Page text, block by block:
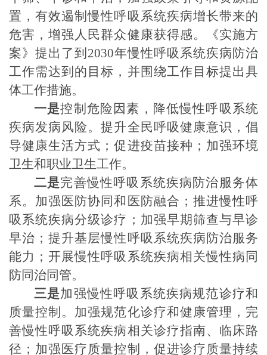
置，有效遏制慢性呼吸系统疾病增长带来的
危害，增强人民群众健康获得感。
《实施方
案》提出了到 2030年慢性呼吸系统疾病防治
工作需达到的目标，并围绕工作目标提出具
体工作措施。
一是控制危险因素，降低慢性呼吸系统
疾病发病风险。提升全民呼吸健康意识，倡
导健康生活方式；促进疫苗接种；加强环境
卫生和职业卫生工作。
二是完善慢性呼吸系统疾病防治服务体
系。加强医防协同和医防融合；推进慢性呼
吸系统疾病分级诊疗；加强早期筛查与早诊
早治；提升基层慢性呼吸系统疾病防治服务
能力；开展慢性呼吸系统疾病相关慢性病同
防同治同管。
三是加强慢性呼吸系统疾病规范诊疗和
质量控制。加强规范化诊疗和健康管理，完
善慢性呼吸系统疾病相关诊疗指南、临床路
径；加强医疗质量控制，促进诊疗质量持续